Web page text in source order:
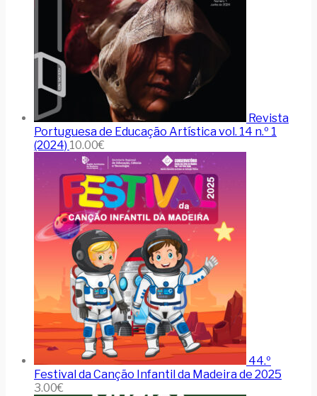
Revista
Portuguesa de Educação Artística vol. 14 n.º 1
(2024) 10.00€
44.º
Festival da Canção Infantil da Madeira de 2025
3.00€